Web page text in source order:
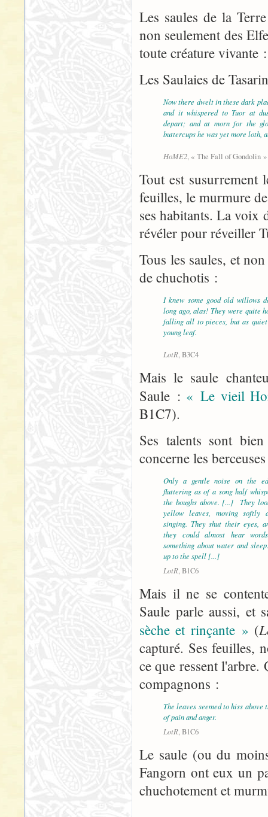
Les saules de la
non seulement des
toute créature vivante
Les Saulaies de
Now there dwelt in these dark
and it whispered to Tuor at
depart; and at morn for the
buttercups he was yet more loth,
HoME2, « The Fall of Gondolin »
Tout est susurrement
feuilles, le murmure
ses habitants. La voix
révéler pour réveiller
Tous les saules, et
de chuchotis :
I knew some good old willows
long ago, alas! They were quite
falling all to pieces, but as quiet
young leaf.
LotR, B3C4
Mais le saule
Saule : « Le vieil
B1C7).
Ses talents sont
concerne les
Only a gentle noise on the
fluttering as of a song half
the boughs above. [...] They
yellow leaves, moving softly
singing. They shut their eyes,
they could almost hear
something about water and
up to the spell [...]
LotR, B1C6
Mais il ne se
Saule parle aussi, et
sèche et rinçante » (
capturé. Ses feuilles,
ce que ressent
compagnons :
The leaves seemed to hiss above
of pain and anger.
LotR, B1C6
Le saule (ou du
Fangorn ont eux un
chuchotement et